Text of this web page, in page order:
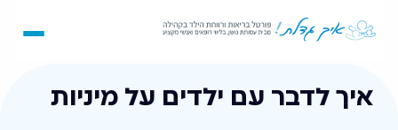
איך לדבר עם ילדים על מיניות